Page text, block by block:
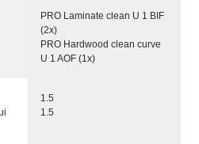
PRO Laminate clean U 1 BIF
(2x)
PRO Hardwood clean curve
U 1 AOF (1x)
1.5
1.5